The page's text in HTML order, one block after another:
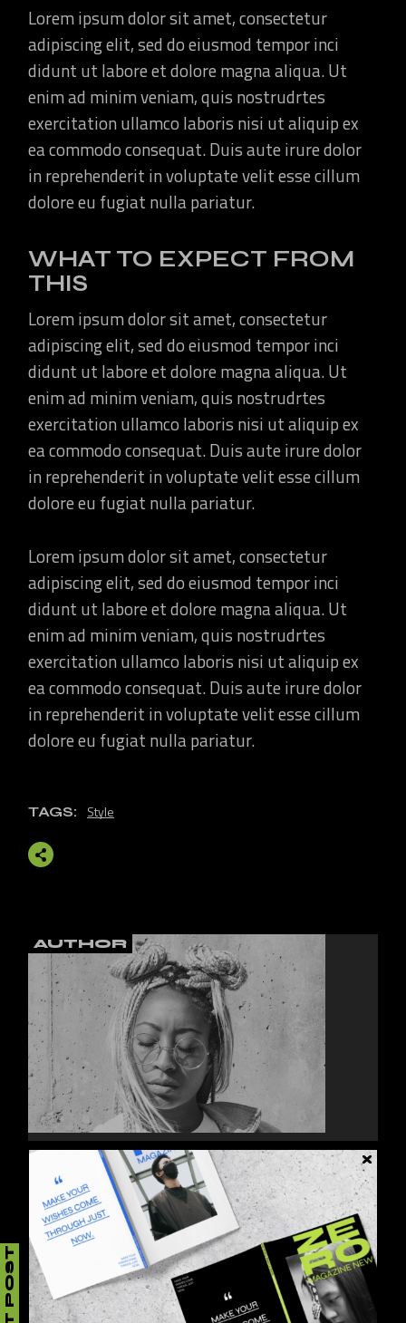
Lorem ipsum dolor sit amet, consectetur
adipiscing elit, sed do eiusmod tempor inci
didunt ut labore et dolore magna aliqua. Ut
enim ad minim veniam, quis nostrudrtes
exercitation ullamco laboris nisi ut aliquip ex
ea commodo consequat. Duis aute irure dolor
in reprehenderit in voluptate velit esse cillum
dolore eu fugiat nulla pariatur.
WHAT TO EXPECT FROM
THIS
Lorem ipsum dolor sit amet, consectetur
adipiscing elit, sed do eiusmod tempor inci
didunt ut labore et dolore magna aliqua. Ut
enim ad minim veniam, quis nostrudrtes
exercitation ullamco laboris nisi ut aliquip ex
ea commodo consequat. Duis aute irure dolor
in reprehenderit in voluptate velit esse cillum
dolore eu fugiat nulla pariatur.
Lorem ipsum dolor sit amet, consectetur
adipiscing elit, sed do eiusmod tempor inci
didunt ut labore et dolore magna aliqua. Ut
enim ad minim veniam, quis nostrudrtes
exercitation ullamco laboris nisi ut aliquip ex
ea commodo consequat. Duis aute irure dolor
in reprehenderit in voluptate velit esse cillum
dolore eu fugiat nulla pariatur.
TAGS: Style
AUTHOR
JESSY HOWLS
Lorem ipsum dolor sit amet, consectetur
adipiscing elit, sed do eiusmod tempor inci.